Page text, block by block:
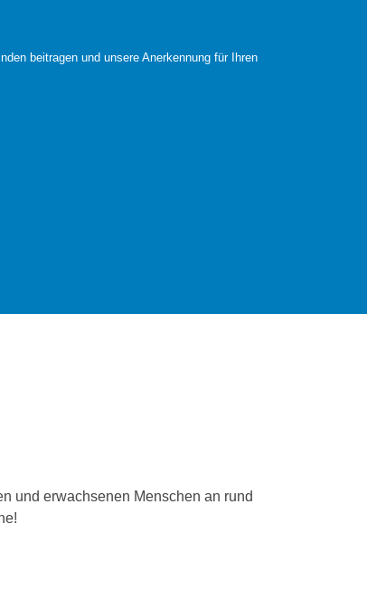
beitragen und unsere Anerkennung für Ihren
und erwachsenen Menschen an rund